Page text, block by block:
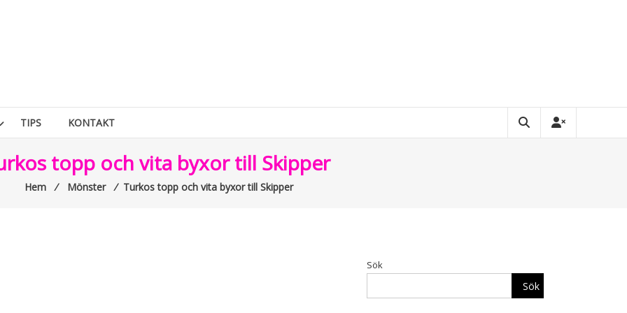
TIPS KONTAKT
topp och vita byxor till Skipper
Hem ⁄ Mönster ⁄ Turkos topp och vita byxor till Skipper
Sök
Sök